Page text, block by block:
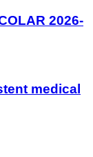
2026-
medical